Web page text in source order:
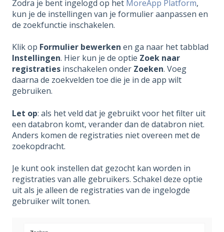
Zodra je bent ingelogd op het MoreApp Platform,
kun je de instellingen van je formulier aanpassen en
de zoekfunctie inschakelen.
Klik op Formulier bewerken en ga naar het tabblad
Instellingen. Hier kun je de optie Zoek naar
registraties inschakelen onder Zoeken. Voeg
daarna de zoekvelden toe die je in de app wilt
gebruiken.
Let op: als het veld dat je gebruikt voor het filter uit
een databron komt, verander dan de databron niet.
Anders komen de registraties niet overeen met de
zoekopdracht.
Je kunt ook instellen dat gezocht kan worden in
registraties van alle gebruikers. Schakel deze optie
uit als je alleen de registraties van de ingelogde
gebruiker wilt tonen.